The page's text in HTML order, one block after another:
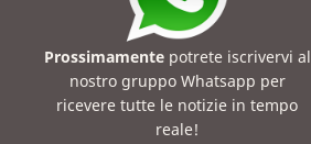
Prossimamentepotrete iscrivervi al
nostro gruppo Whatsapp per
ricevere tutte le notizie in tempo
reale!